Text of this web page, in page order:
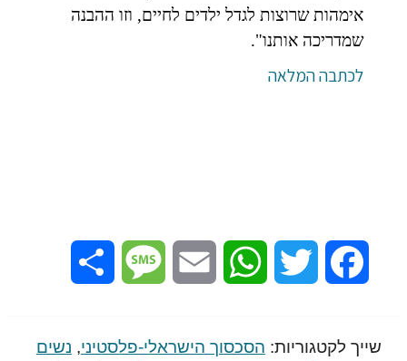
אימהות שרוצות לגדל ילדים לחיים, וזו ההבנה
שמדריכה אותנו".
לכתבה המלאה
Facebook
Twitter
WhatsApp
Email
Message
שייך לקטגוריות: הסכסוך הישראלי-פלסטיני, נשים